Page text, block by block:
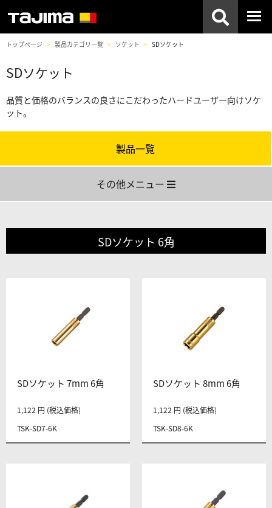
トップページ 製品カテゴリ一覧 ソケット SDソケット
SDソケット
品質と価格のバランスの良さにこだわったハードユーザー向けソケ
ット。
製品一覧
その他メニュー
SDソケット 6角
SDソケット 7mm 6角
TSK-SD7-6K
1,122 円 (税込価格)
SDソケット 8mm 6角
TSK-SD8-6K
1,122 円 (税込価格)